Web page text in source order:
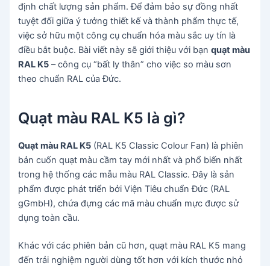
định chất lượng sản phẩm. Để đảm bảo sự đồng nhất
tuyệt đối giữa ý tưởng thiết kế và thành phẩm thực tế,
việc sở hữu một công cụ chuẩn hóa màu sắc uy tín là
điều bắt buộc. Bài viết này sẽ giới thiệu với bạnquạt màu
RAL K5 – công cụ “bất ly thân” cho việc so màu sơn
theo chuẩn RAL của Đức.
Quạt màu RAL K5 là gì?
Quạt màu RAL K5 (RAL K5 Classic Colour Fan) là phiên
bản cuốn quạt màu cầm tay mới nhất và phổ biến nhất
trong hệ thống các mẫu màu RAL Classic. Đây là sản
phẩm được phát triển bởi Viện Tiêu chuẩn Đức (RAL
gGmbH), chứa đựng các mã màu chuẩn mực được sử
dụng toàn cầu.
Khác với các phiên bản cũ hơn, quạt màu RAL K5 mang
đến trải nghiệm người dùng tốt hơn với kích thước nhỏ